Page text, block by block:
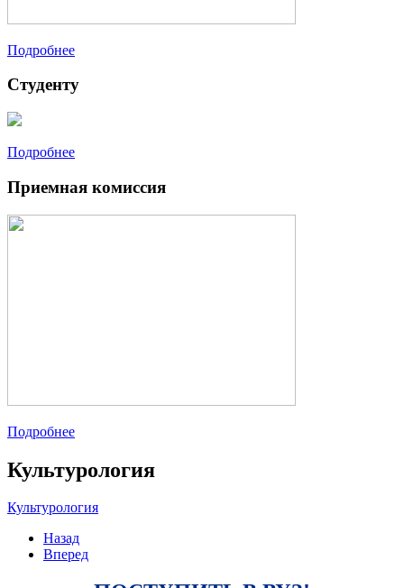
Подробнее
Студенту
Подробнее
Приемная комиссия
Подробнее
Культурология
Культурология
Назад
Вперед